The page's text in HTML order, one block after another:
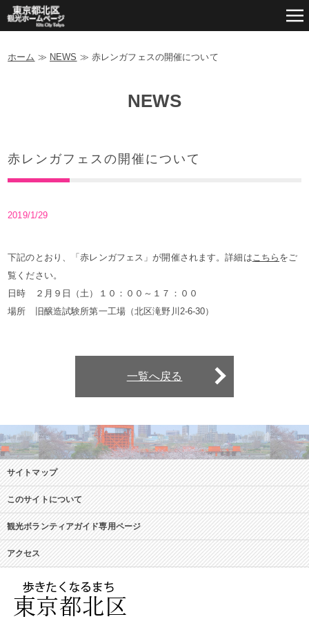
ホーム ≫ NEWS ≫ 赤レンガフェスの開催について
NEWS
赤レンガフェスの開催について
2019/1/29
下記のとおり、「赤レンガフェス」が開催されます。詳細はこちら をご
覧ください。
日時 ２月９日（土）１０：００～１７：００
場所 旧醸造試験所第一工場（北区滝野川2-6-30）
一覧へ戻る
サイトマップ
このサイトについて
観光ボランティアガイド専用ページ
アクセス